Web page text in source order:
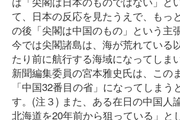
て、日本の反応を見たうえで、もっ
の後「尖閣は中国のもの」という主
今では尖閣諸島は、海が荒れている
たり前に航行する海域になってしま
新聞編集委員の宮本雅史氏は、この
「中国32番目の省」になってしまう
す。(注３) また、ある在日の中国人
北海道を20年前から狙っている」と